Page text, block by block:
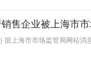
售企业被上海市市